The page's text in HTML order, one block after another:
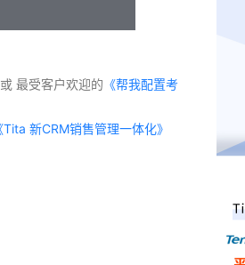
或 最受客户欢迎的 《帮我配置考